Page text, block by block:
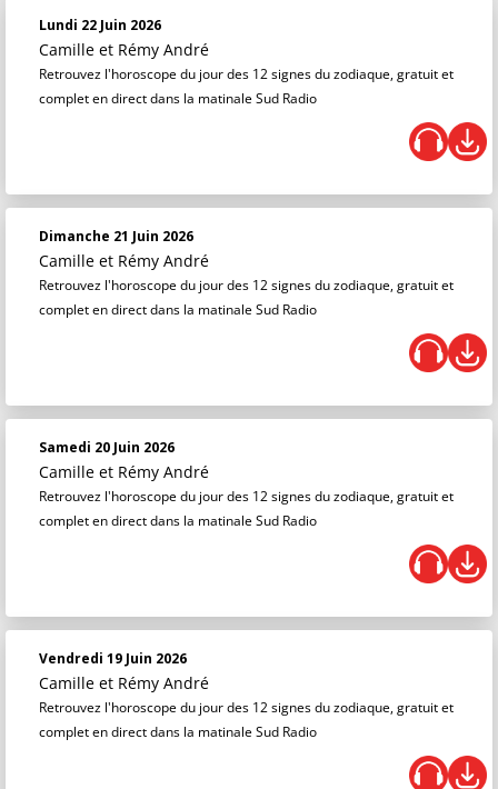
Lundi 22 Juin 2026
Camille et Rémy André
Retrouvez l'horoscope du jour des 12 signes du zodiaque, gratuit et
complet en direct dans la matinale Sud Radio
Dimanche 21 Juin 2026
Camille et Rémy André
Retrouvez l'horoscope du jour des 12 signes du zodiaque, gratuit et
complet en direct dans la matinale Sud Radio
Samedi 20 Juin 2026
Camille et Rémy André
Retrouvez l'horoscope du jour des 12 signes du zodiaque, gratuit et
complet en direct dans la matinale Sud Radio
Vendredi 19 Juin 2026
Camille et Rémy André
Retrouvez l'horoscope du jour des 12 signes du zodiaque, gratuit et
complet en direct dans la matinale Sud Radio